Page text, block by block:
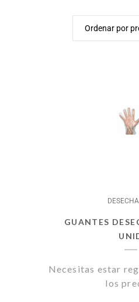
GUANTES
Necesitas estar
los